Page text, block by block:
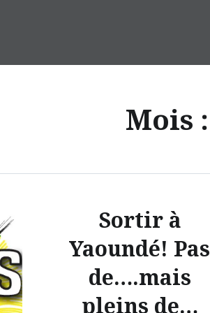
Mois :
Sortir à
Yaoundé! Pas
de….mais
pleins de…